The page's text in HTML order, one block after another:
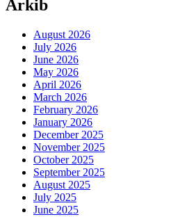
Arkib
August 2026
July 2026
June 2026
May 2026
April 2026
March 2026
February 2026
January 2026
December 2025
November 2025
October 2025
September 2025
August 2025
July 2025
June 2025